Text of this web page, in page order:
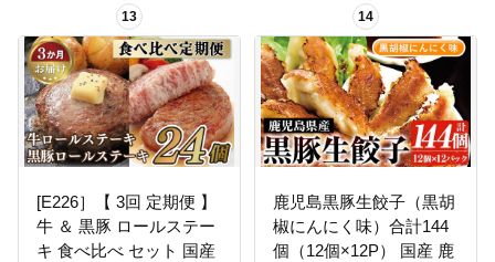
13
[E226］【 3回 定期便 】
牛 ＆ 黒豚 ロールステー
キ 食べ比べ セット 国産
14
鹿児島黒豚生餃子（黒胡
椒にんにく味）合計144
個（12個×12P） 国産 鹿